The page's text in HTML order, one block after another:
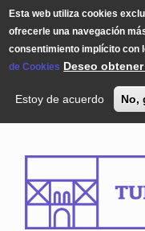
Esta web utiliza cookies
ofrecerle una navegación
consentimiento implícito con
de Cookies Deseo
Estoy de acuerdo No,